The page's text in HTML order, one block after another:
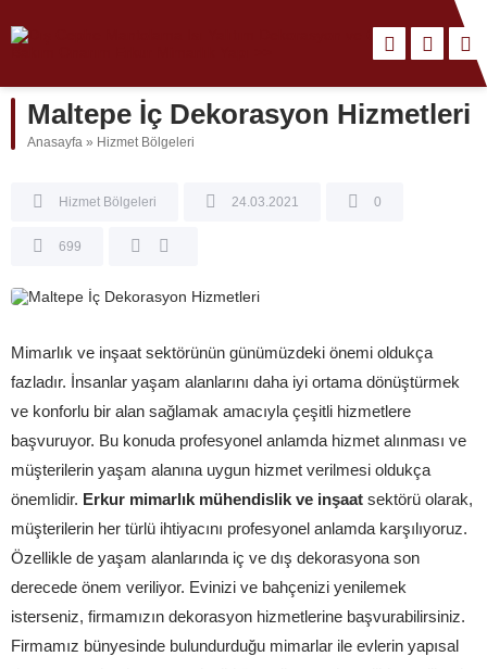
Maltepe İç Dekorasyon Hizmetleri
Anasayfa » Hizmet Bölgeleri
Hizmet Bölgeleri 24.03.2021 0
699
Mimarlık ve inşaat sektörünün günümüzdeki önemi oldukça
fazladır. İnsanlar yaşam alanlarını daha iyi ortama dönüştürmek
ve konforlu bir alan sağlamak amacıyla çeşitli hizmetlere
başvuruyor. Bu konuda profesyonel anlamda hizmet alınması ve
müşterilerin yaşam alanına uygun hizmet verilmesi oldukça
önemlidir. Erkur mimarlık mühendislik ve inşaat sektörü olarak,
müşterilerin her türlü ihtiyacını profesyonel anlamda karşılıyoruz.
Özellikle de yaşam alanlarında iç ve dış dekorasyona son
derecede önem veriliyor. Evinizi ve bahçenizi yenilemek
isterseniz, firmamızın dekorasyon hizmetlerine başvurabilirsiniz.
Firmamız bünyesinde bulundurduğu mimarlar ile evlerin yapısal